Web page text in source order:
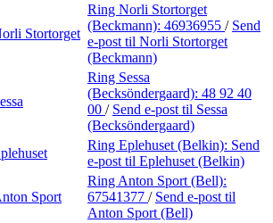
Stortorget
Ring Norli Stortorget
(Beckmann): 46936955 / Send
e-post til Norli Stortorget
(Beckmann)
Ring Sessa
(Becksöndergaard): 48 92 40
00 / Send e-post til Sessa
(Becksöndergaard)
Ring Eplehuset (Belkin): Send
e-post til Eplehuset (Belkin)
Sport
Ring Anton Sport (Bell):
67541377 / Send e-post til
Anton Sport (Bell)